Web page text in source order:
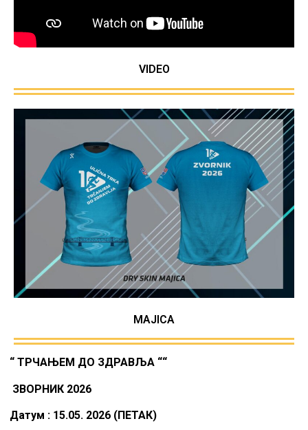
VIDEO
MAJICA
“ ТРЧАЊЕМ ДО ЗДРАВЉА ““
ЗВОРНИК 2026
Датум : 15.05. 2026 (ПЕТАК)